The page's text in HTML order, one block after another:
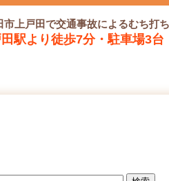
市上戸田で交通事故によるむち打
駅より徒歩7分・駐車場3台